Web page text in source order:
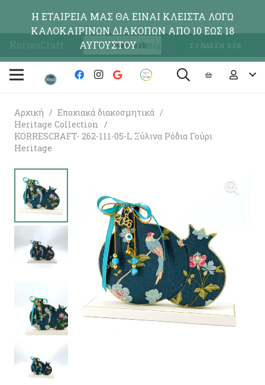
KorresCraft ΕΓΓΡΑΦΗ Β2Β ΣΥΝΔΕΣΗ Β2Β
Αρχική / Εποχιακά διακοσμητικά /
Heritage Collection /
KORRESCRAFT- 262-111-05-L Ξύλινα Ρόδια Γούρι
Heritage
Η ΕΤΑΙΡΕΙΑ ΜΑΣ ΘΑ ΕΙΝΑΙ ΚΛΕΙΣΤΑ ΛΟΓΩ
ΚΑΛΟΚΑΙΡΙΝΩΝ ΔΙΑΚΟΠΩΝ ΑΠΟ 10 ΕΩΣ 18
ΑΥΓΟΥΣΤΟΥΑπόρριψη